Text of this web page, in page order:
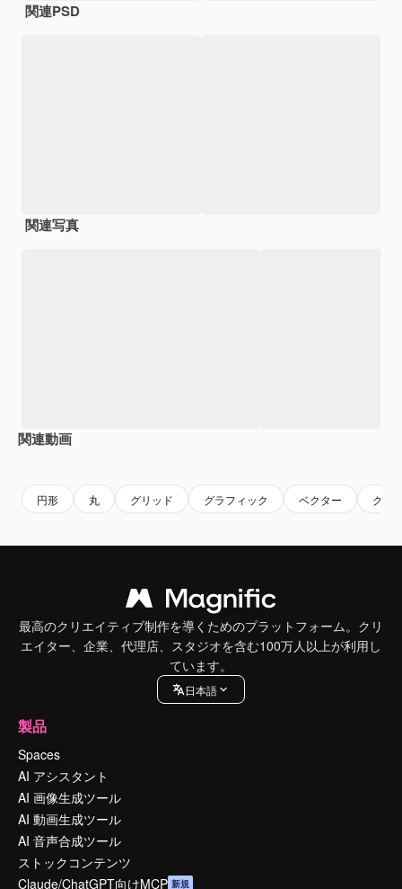
関連PSD
関連写真
関連動画
円形 丸 グリッド グラフィック ベクター グリ
最高のクリエイティブ制作を導くためのプラットフォーム。クリ
エイター、企業、代理店、スタジオを含む100万人以上が利用し
ています。
日本語
製品
Spaces
AI アシスタント
AI 画像生成ツール
AI 動画生成ツール
AI 音声合成ツール
ストックコンテンツ
Claude/ChatGPT向けMCP 新規